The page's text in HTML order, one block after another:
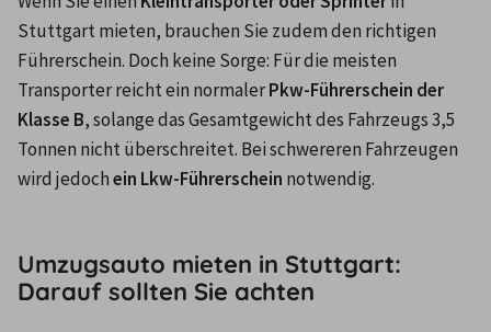
Stuttgart mieten, brauchen Sie zudem den richtigen
Führerschein. Doch keine Sorge: Für die meisten
Transporter reicht ein normaler Pkw-Führerschein der
Klasse B, solange das Gesamtgewicht des Fahrzeugs 3,5
Tonnen nicht überschreitet. Bei schwereren Fahrzeugen
wird jedoch ein Lkw-Führerschein notwendig.
Umzugsauto mieten in Stuttgart:
Darauf sollten Sie achten